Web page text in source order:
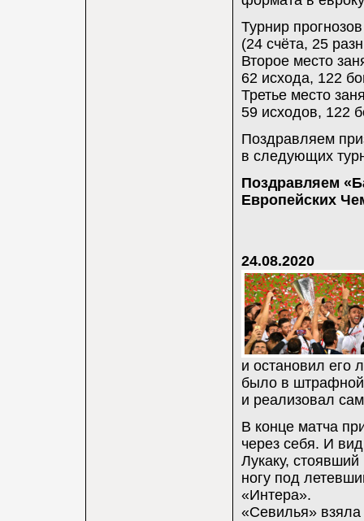
Турнир
(24 счёта, 25
Второе место
62 исхода, 122
Третье место
59 исходов, 122
Поздравляем
в следующих
Поздравляем
Европейских
24.08.2020
и остановил его
было в
и реализовал
В конце матча
через себя. И
Лукаку,
ногу под
«Интера».
«Севилья» взяла